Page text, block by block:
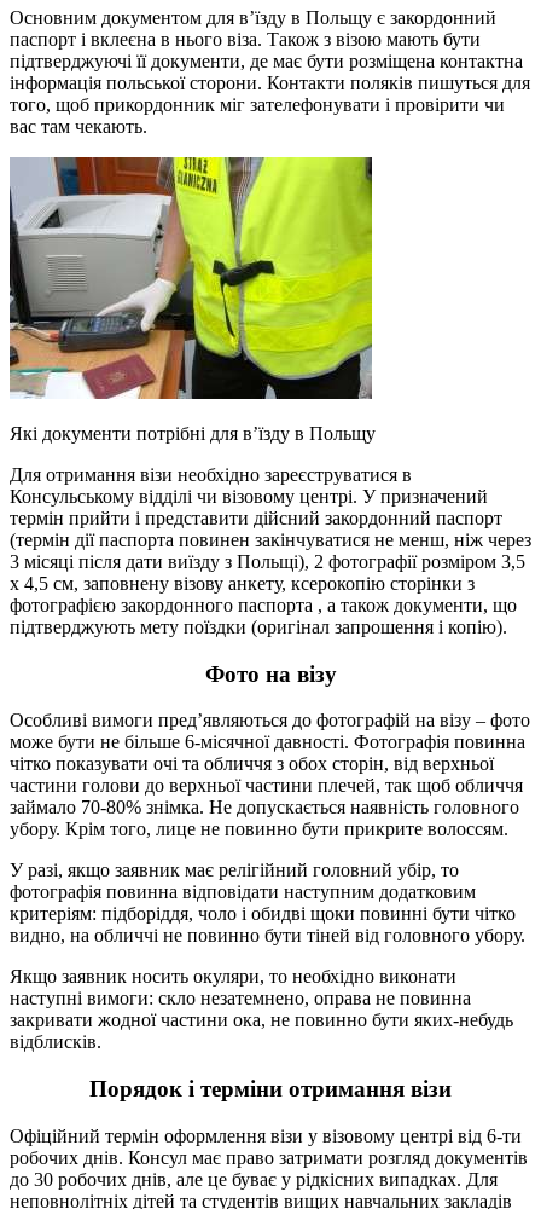
Основним документом для в’їзду в Польщу є закордонний
паспорт і вклеєна в нього віза. Також з візою мають бути
підтверджуючі її документи, де має бути розміщена контактна
інформація польської сторони. Контакти поляків пишуться для
того, щоб прикордонник міг зателефонувати і провірити чи
вас там чекають.
Які документи потрібні для в’їзду в Польщу
Для отримання візи необхідно зареєструватися в
Консульському відділі чи візовому центрі. У призначений
термін прийти і представити дійсний закордонний паспорт
(термін дії паспорта повинен закінчуватися не менш, ніж через
3 місяці після дати виїзду з Польщі), 2 фотографії розміром 3,5
х 4,5 см, заповнену візову анкету, ксерокопію сторінки з
фотографією закордонного паспорта , а також документи, що
підтверджують мету поїздки (оригінал запрошення і копію).
Фото на візу
Особливі вимоги пред’являються до фотографій на візу – фото
може бути не більше 6-місячної давності. Фотографія повинна
чітко показувати очі та обличчя з обох сторін, від верхньої
частини голови до верхньої частини плечей, так щоб обличчя
займало 70-80% знімка. Не допускається наявність головного
убору. Крім того, лице не повинно бути прикрите волоссям.
У разі, якщо заявник має релігійний головний убір, то
фотографія повинна відповідати наступним додатковим
критеріям: підборіддя, чоло і обидві щоки повинні бути чітко
видно, на обличчі не повинно бути тіней від головного убору.
Якщо заявник носить окуляри, то необхідно виконати
наступні вимоги: скло незатемнено, оправа не повинна
закривати жодної частини ока, не повинно бути яких-небудь
відблисків.
Порядок і терміни отримання візи
Офіційний термін оформлення візи у візовому центрі від 6-ти
робочих днів. Консул має право затримати розгляд документів
до 30 робочих днів, але це буває у рідкісних випадках. Для
неповнолітніх дітей та студентів вищих навчальних закладів